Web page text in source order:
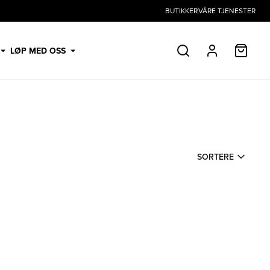
BUTIKKERVÅRE TJENESTER
LØP MED OSS SØK PROFIL
SORTERE